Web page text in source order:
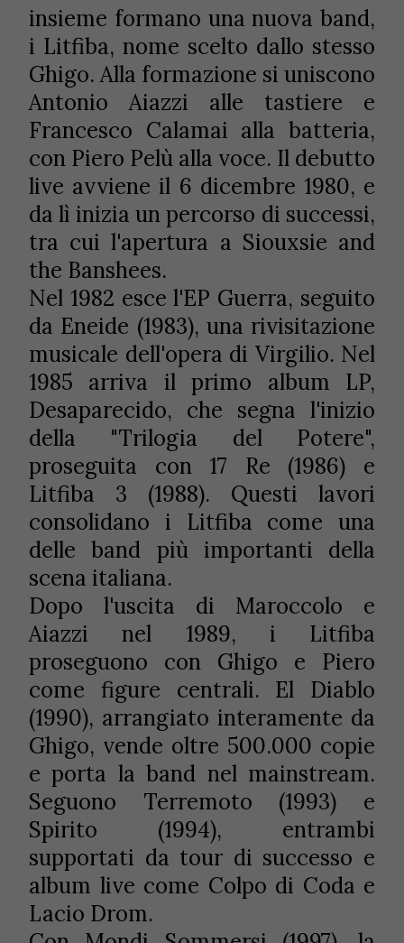
insieme formano una nuova band,
i Litfiba, nome scelto dallo stesso
Ghigo. Alla formazione si uniscono
Antonio Aiazzi alle tastiere e
Francesco Calamai alla batteria,
con Piero Pelù alla voce. Il debutto
live avviene il 6 dicembre 1980, e
da lì inizia un percorso di successi,
tra cui l'apertura a Siouxsie and
the Banshees.
Nel 1982 esce l'EP Guerra, seguito
da Eneide (1983), una rivisitazione
musicale dell'opera di Virgilio. Nel
1985 arriva il primo album LP,
Desaparecido, che segna l'inizio
della "Trilogia del Potere",
proseguita con 17 Re (1986) e
Litfiba 3 (1988). Questi lavori
consolidano i Litfiba come una
delle band più importanti della
scena italiana.
Dopo l'uscita di Maroccolo e
Aiazzi nel 1989, i Litfiba
proseguono con Ghigo e Piero
come figure centrali. El Diablo
(1990), arrangiato interamente da
Ghigo, vende oltre 500.000 copie
e porta la band nel mainstream.
Seguono Terremoto (1993) e
Spirito (1994), entrambi
supportati da tour di successo e
album live come Colpo di Coda e
Lacio Drom.